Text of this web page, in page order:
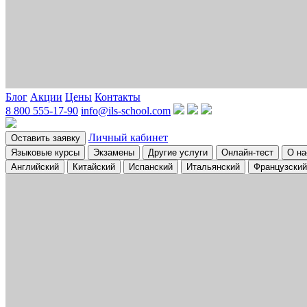
Блог Акции Цены Контакты
8 800 555-17-90 info@ils-school.com
Оставить заявку Личный кабинет
Языковые курсы Экзамены Другие услуги Онлайн-тест
О
Английский
Китайский Испанский Итальянский Французский